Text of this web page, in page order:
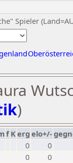
Spieler
)
f Kerg elo+/-
0
0
0
0